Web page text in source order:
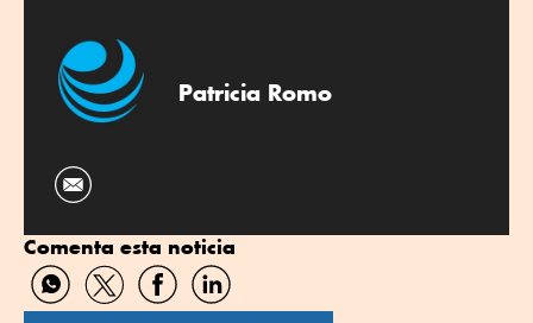
Patricia Romo
Comenta esta noticia
Compartir
por
Compartir
por
Compartir
por
Compartir
por